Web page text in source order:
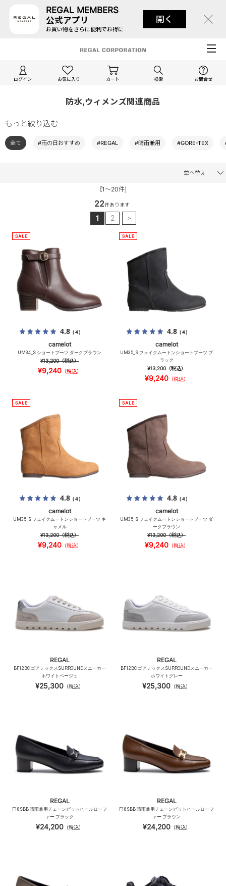
REGAL MEMBERS
公式アプリ
お買い物をさらに便利でお得に
開く
ログイン お気に入り カート 検索 お問合せ
防水,ウィメンズ関連商品
もっと絞り込む
全て #雨の日おすすめ #REGAL #晴雨兼用 #GORE-TEX
並べ替え
[1～20件]
22件あります
1 2 >
4.8（4）
camelot
UM34_S ショートブーツ ダークブラウン
¥13,200（税込）
¥9,240（税込）
4.8（4）
camelot
UM35_S フェイクムートンショートブーツ ブ
ラック
¥13,200（税込）
¥9,240（税込）
4.8（4）
camelot
UM35_S フェイクムートンショートブーツ キ
ャメル
¥13,200（税込）
¥9,240（税込）
4.8（4）
camelot
UM35_S フェイクムートンショートブーツ ダ
ークブラウン
¥13,200（税込）
¥9,240（税込）
REGAL
BF12BC ゴアテックスSURROUNDスニーカー
ホワイトベージュ
¥25,300 （税込）
REGAL
BF12BC ゴアテックスSURROUNDスニーカー
ホワイトグレー
¥25,300 （税込）
REGAL
F18SBB 晴雨兼用チェーンビットヒールローフ
ァー ブラック
¥24,200（税込）
REGAL
F18SBB 晴雨兼用チェーンビットヒールローフ
ァー ブラウン
¥24,200（税込）